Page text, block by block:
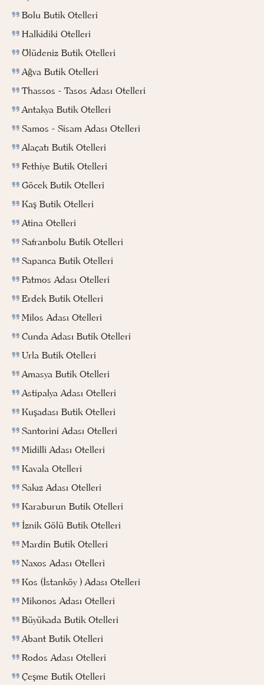
Bolu Butik Otelleri
Halkidiki Otelleri
Ölüdeniz Butik Otelleri
Ağva Butik Otelleri
Thassos - Tasos Adası Otelleri
Antakya Butik Otelleri
Samos - Sisam Adası Otelleri
Alaçatı Butik Otelleri
Fethiye Butik Otelleri
Göcek Butik Otelleri
Kaş Butik Otelleri
Atina Otelleri
Safranbolu Butik Otelleri
Sapanca Butik Otelleri
Patmos Adası Otelleri
Erdek Butik Otelleri
Milos Adası Otelleri
Cunda Adası Butik Otelleri
Urla Butik Otelleri
Amasya Butik Otelleri
Astipalya Adası Otelleri
Kuşadası Butik Otelleri
Santorini Adası Otelleri
Midilli Adası Otelleri
Kavala Otelleri
Sakız Adası Otelleri
Karaburun Butik Otelleri
İznik Gölü Butik Otelleri
Mardin Butik Otelleri
Naxos Adası Otelleri
Kos (İstanköy ) Adası Otelleri
Mikonos Adası Otelleri
Büyükada Butik Otelleri
Abant Butik Otelleri
Rodos Adası Otelleri
Çeşme Butik Otelleri